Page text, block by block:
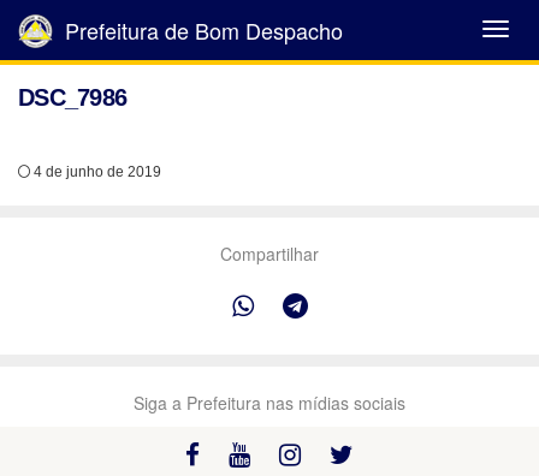
Abrir
Menu
Prefeitura de Bom Despacho
DSC_7986
4 de junho de 2019
Compartilhar
Siga a Prefeitura nas mídias sociais